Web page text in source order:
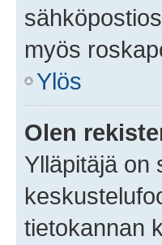
myös
Ylös
Olen
Ylläpitäjä on
tietokannan